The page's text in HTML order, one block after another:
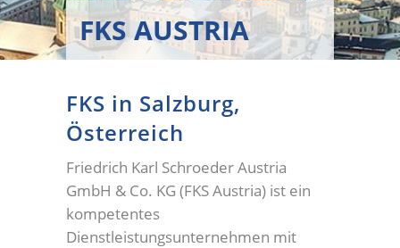
FKS AUSTRIA
FKS in Salzburg,
Österreich
Friedrich Karl Schroeder Austria
GmbH & Co. KG (FKS Austria) ist ein
kompetentes
Dienstleistungsunternehmen mit